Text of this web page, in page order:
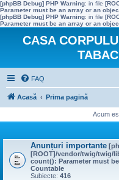
[phpBB Debug] PHP Warning: in file
Parameter must be an array or an
[phpBB Debug] PHP Warning: in file
Parameter must be an array or an
CASA
FAQ
Acasă Prima pagină
Acum
Anunțuri importante
[ROOT]/vendor/twig/twig/
count(): Parameter must
Countable
Subiecte: 416